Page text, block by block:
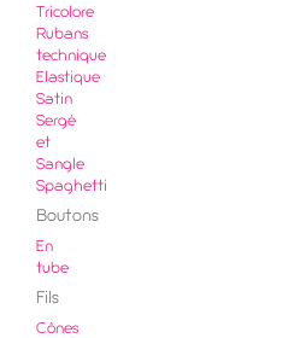
Tricolore
Rubans
technique
Elastique
Satin
Sergé
et
Sangle
Spaghetti
Boutons
En
tube
Fils
Cônes